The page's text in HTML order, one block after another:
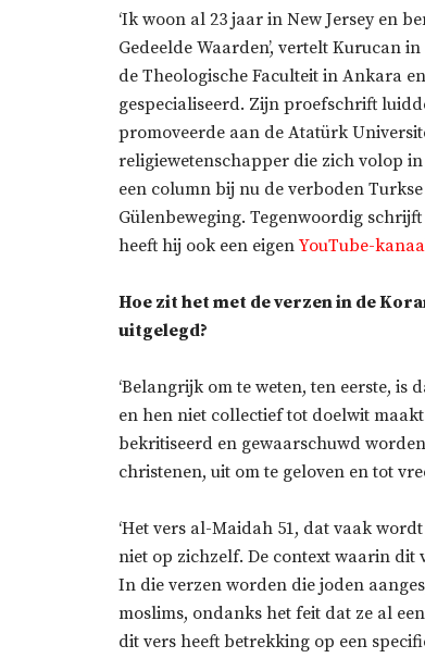
‘Ik woon al 23 jaar in New Jersey en
Gedeelde Waarden’, vertelt Kurucan
de Theologische Faculteit in Ankara
gespecialiseerd. Zijn proefschrift
promoveerde aan de Atatürk
religiewetenschapper die zich volop
een column bij nu de verboden
Gülenbeweging. Tegenwoordig
heeft hij ook een eigen YouTube-
Hoe zit het met de verzen in de
uitgelegd?
‘Belangrijk om te weten, ten eerste,
en hen niet collectief tot doelwit
bekritiseerd en gewaarschuwd
christenen, uit om te geloven en tot
‘Het vers al-Maidah 51, dat vaak
niet op zichzelf. De context waarin dit
In die verzen worden die joden
moslims, ondanks het feit dat ze al
dit vers heeft betrekking op een